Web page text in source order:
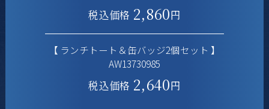
税込価格 2,860円
【 ランチトート＆缶バッジ2個セット 】
AW13730985
税込価格 2,640円